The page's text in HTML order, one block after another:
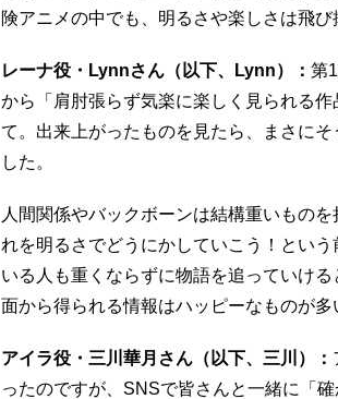
険アニメの中でも、明るさや楽しさは飛び
レーナ役・Lynnさん（以下、Lynn）： 第
から「肩肘張らず気楽に楽しく見られる
て。出来上がったものを見たら、まさに
した。
人間関係やバックボーンは結構重いもの
れを明るさでどうにかしていこう！とい
いる人も重くならずに物語を追っていけ
面から得られる情報はハッピーなものが多
アイラ役・三川華月さん（以下、三川）：
ったのですが、SNSで皆さんと一緒に「